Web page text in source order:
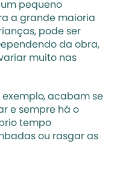
pequeno
a grande maioria
pode ser
da obra,
muito nas
exemplo, acabam se
e sempre há o
tempo
ou rasgar as